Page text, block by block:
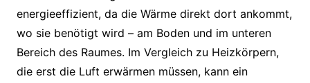
energieeffizient, da die Wärme direkt dort ankommt,
wo sie benötigt wird – am Boden und im unteren
Bereich des Raumes. Im Vergleich zu Heizkörpern,
die erst die Luft erwärmen müssen, kann ein